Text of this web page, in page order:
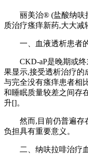
丽美治® (盐酸纳呋拉
质治疗瘙痒新药,大大减
一、血液透析患者的
CKD-aP是晚期或终
果显示,接受透析治疗的
与完全没有瘙痒患者相
和睡眠质量较差之间存
升[]。
然而,目前仍普遍存在
负担具有重要意义。
二、纳呋拉啡治疗血